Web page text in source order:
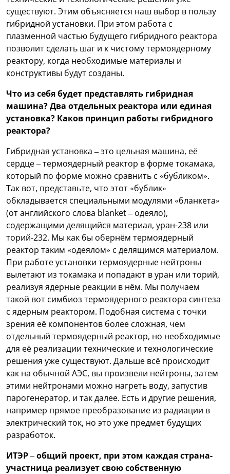
существуют. Этим объясняется наш выбор в пользу
гибридной установки. При этом работа с
плазменной частью будущего гибридного реактора
позволит сделать шаг и к чистому термоядерному
реактору, когда необходимые материалы и
конструктивы будут созданы.
Что из себя будет представлять гибридная
машина? Два отдельных реактора или единая
установка? Каков принцип работы гибридного
реактора?
Гибридная установка – это цельная машина, её
сердце – термоядерный реактор в форме токамака,
который по форме можно сравнить с «бубликом».
Так вот, представьте, что этот «бублик»
обкладывается специальными модулями «бланкета»
(от английского слова blanket – одеяло),
содержащими делящийся материал, уран-238 или
торий-232. Мы как бы обернём термоядерный
реактор таким «одеялом» с делящимся материалом.
При работе установки термоядерные нейтроны
вылетают из токамака и попадают в уран или торий,
реализуя ядерные реакции в нём. Мы получаем
такой вот симбиоз термоядерного реактора синтеза
с ядерным реактором. Подобная система с точки
зрения её компонентов более сложная, чем
отдельный термоядерный реактор, но необходимые
для её реализации технические и технологические
решения уже существуют. Дальше всё происходит
как на обычной АЭС, вы произвели нейтроны, затем
этими нейтронами можно нагреть воду, запустив
парогенератор, и так далее. Есть и другие решения,
например прямое преобразование из радиации в
электрический ток, но это уже предмет будущих
разработок.
ИТЭР – общий проект, при этом каждая страна-
участница реализует свою собственную